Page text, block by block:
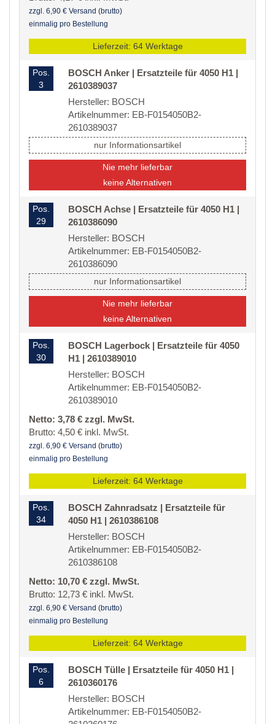
zzgl. 6,90 € Versand (brutto)
einmalig pro Bestellung
Lieferzeit: 64 Werktage
Pos.
3
BOSCH Anker | Ersatzteile für 4050 H1 |
2610389037
Hersteller: BOSCH
Artikelnummer: EB-F0154050B2-
2610389037
nur Informationsartikel
Nie mehr lieferbar
keine Alternativen
Pos.
29
BOSCH Achse | Ersatzteile für 4050 H1 |
2610386090
Hersteller: BOSCH
Artikelnummer: EB-F0154050B2-
2610386090
nur Informationsartikel
Nie mehr lieferbar
keine Alternativen
Pos.
30
BOSCH Lagerbock | Ersatzteile für 4050
H1 | 2610389010
Hersteller: BOSCH
Artikelnummer: EB-F0154050B2-
2610389010
Netto: 3,78 € zzgl. MwSt.
Brutto: 4,50 € inkl. MwSt.
zzgl. 6,90 € Versand (brutto)
einmalig pro Bestellung
Lieferzeit: 64 Werktage
Pos.
34
BOSCH Zahnradsatz | Ersatzteile für
4050 H1 | 2610386108
Hersteller: BOSCH
Artikelnummer: EB-F0154050B2-
2610386108
Netto: 10,70 € zzgl. MwSt.
Brutto: 12,73 € inkl. MwSt.
zzgl. 6,90 € Versand (brutto)
einmalig pro Bestellung
Lieferzeit: 64 Werktage
Pos.
6
BOSCH Tülle | Ersatzteile für 4050 H1 |
2610360176
Hersteller: BOSCH
Artikelnummer: EB-F0154050B2-